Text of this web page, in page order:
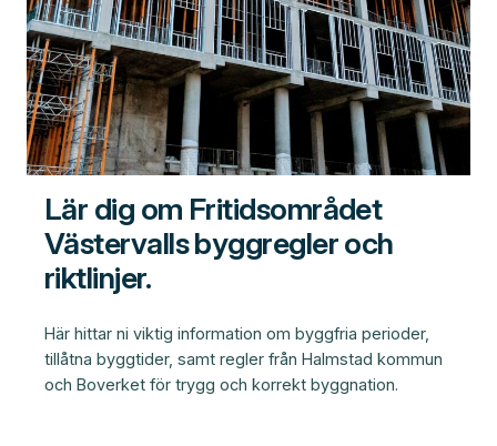
Lär dig om Fritidsområdet
Västervalls byggregler och
riktlinjer.
Här hittar ni viktig information om byggfria perioder,
tillåtna byggtider, samt regler från Halmstad kommun
och Boverket för trygg och korrekt byggnation.